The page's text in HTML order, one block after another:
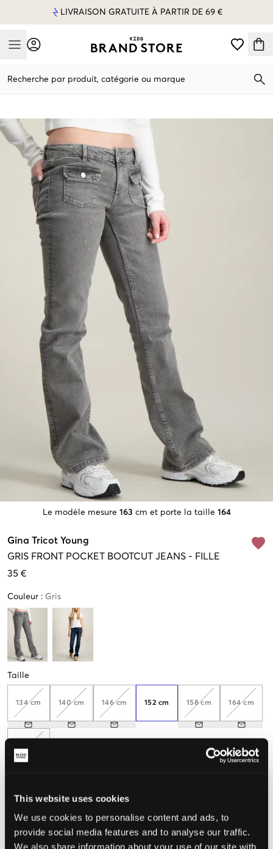
This website uses cookies
We use cookies to personalise content and ads, to
provide social media features and to analyse our traffic.
We also share information about your use of our site with
LIVRAISON GRATUITE À PARTIR DE 69 €
Mobile Menu
Recherche par produit, catégorie ou marque
Le modèle mesure 163 cm et porte la taille 164
Gina Tricot Young
GRIS FRONT POCKET BOOTCUT JEANS - FILLE
35 €
Couleur : Gris
Taille
134 cm 140 cm 146 cm 152 cm 158 cm 164 cm
Taille perçue